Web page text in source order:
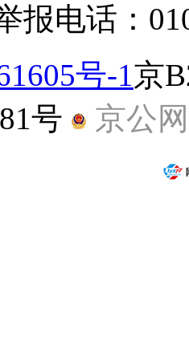
报电话：
号-1 京
号
京公